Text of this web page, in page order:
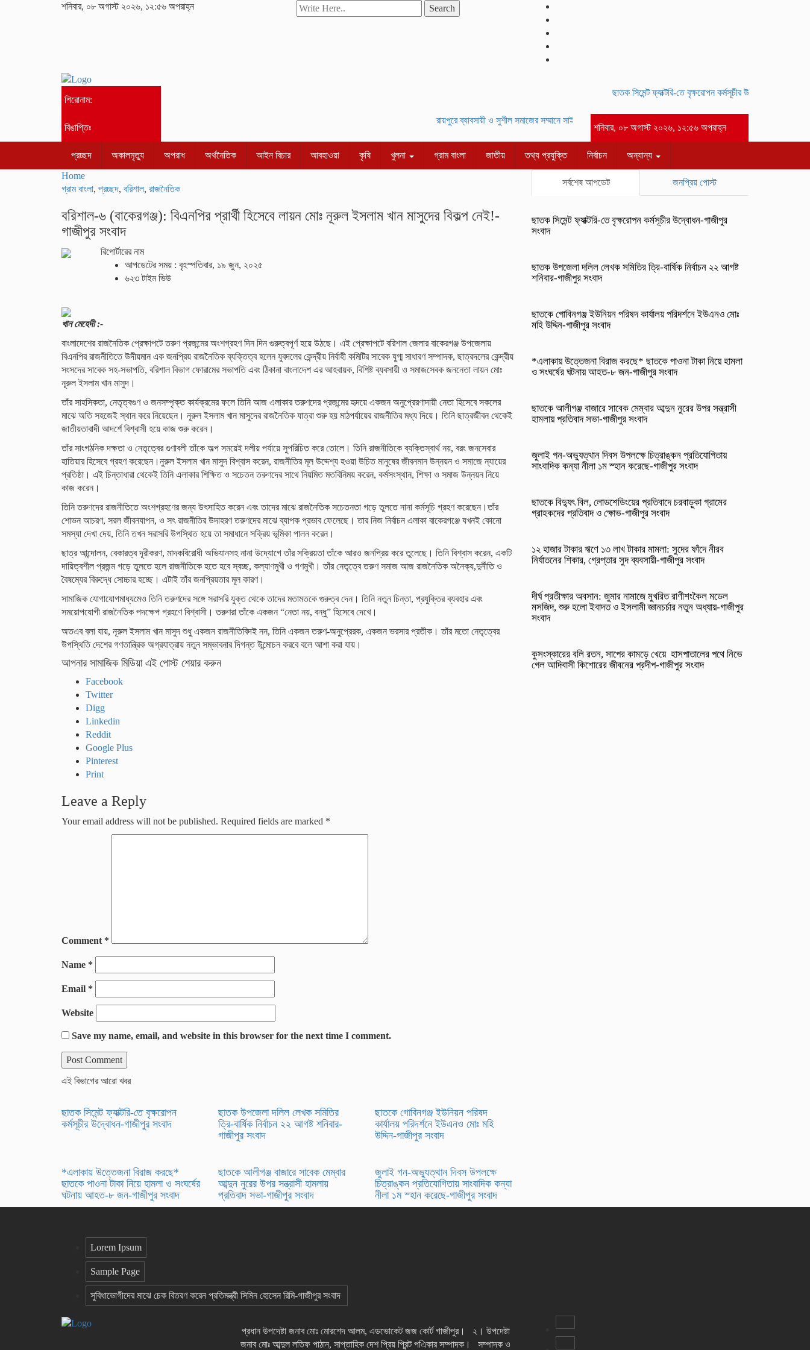
শনিবার, ০৮ অগাস্ট ২০২৬, ১২:৫৬ অপরাহ্ন Search
শিরোনাম:
ছাতক সিমেন্ট ফ্যাক্টরি-তে বৃক্ষরোপন কর্মসূচীর উদ্বোধন-গাজীপুর সংবাদ
বিঙাপ্তিঃ
রায়পুরে ব্যাবসায়ী ও সুশীল সমাজের সম্মানে সাইদ জুটনের ইফতার মাহফিল অনুষ্ঠিত।-গাজীপুর সংবাদ
শনিবার, ০৮ অগাস্ট ২০২৬, ১২:৫৬ অপরাহ্ন
প্রচ্ছদ অকালমৃত্যু অপরাধ অর্থনৈতিক আইন বিচার আবহাওয়া কৃষি খুলনা গ্রাম বাংলা জাতীয় তথ্য প্রযুক্তি নির্বাচন
অন্যান্য
Home
গ্রাম বাংলা, প্রচ্ছদ, বরিশাল, রাজনৈতিক
বরিশাল-৬ (বাকেরগঞ্জ): বিএনপির প্রার্থী হিসেবে লায়ন মোঃ নূরুল ইসলাম খান মাসুদের বিকল্প নেই!-
গাজীপুর সংবাদ
রিপোর্টারের নাম
আপডেটের সময় : বৃহস্পতিবার, ১৯ জুন, ২০২৫
৬২৩ টাইম ভিউ
খান মেহেদী :-
বাংলাদেশের রাজনৈতিক প্রেক্ষাপটে তরুণ প্রজন্মের অংশগ্রহণ দিন দিন গুরুত্বপূর্ণ হয়ে উঠছে। এই প্রেক্ষাপটে বরিশাল জেলার বাকেরগঞ্জ উপজেলায়
বিএনপির রাজনীতিতে উদীয়মান এক জনপ্রিয় রাজনৈতিক ব্যক্তিত্ব হলেন যুবদলের কেন্দ্রীয় নির্বাহী কমিটির সাবেক যুগ্ম সাধারণ সম্পাদক, ছাত্রদলের কেন্দ্রীয়
সংসদের সাবেক সহ-সভাপতি, বরিশাল বিভাগ ফোরামের সভাপতি এবং ঠিকানা বাংলাদেশ এর আহবায়ক, বিশিষ্ট ব্যবসায়ী ও সমাজসেবক জননেতা লায়ন মোঃ
নূরুল ইসলাম খান মাসুদ।
তাঁর সাহসিকতা, নেতৃত্বগুণ ও জনসম্পৃক্ত কার্যক্রমের ফলে তিনি আজ এলাকার তরুণদের প্রজন্মের হৃদয়ে একজন অনুপ্রেরণাদায়ী নেতা হিসেবে সকলের
মাঝে অতি সহজেই স্থান করে নিয়েছেন। নূরুল ইসলাম খান মাসুদের রাজনৈতিক যাত্রা শুরু হয় মাঠপর্যায়ের রাজনীতির মধ্য দিয়ে। তিনি ছাত্রজীবন থেকেই
জাতীয়তাবাদী আদর্শে বিশ্বাসী হয়ে কাজ শুরু করেন।
তাঁর সাংগঠনিক দক্ষতা ও নেতৃত্বের গুণাবলী তাঁকে অল্প সময়েই দলীয় পর্যায়ে সুপরিচিত করে তোলে। তিনি রাজনীতিকে ব্যক্তিস্বার্থ নয়, বরং জনসেবার
হাতিয়ার হিসেবে গ্রহণ করেছেন।নুরুল ইসলাম খান মাসুদ বিশ্বাস করেন, রাজনীতির মূল উদ্দেশ্য হওয়া উচিত মানুষের জীবনমান উন্নয়ন ও সমাজে ন্যায়ের
প্রতিষ্ঠা। এই চিন্তাধারা থেকেই তিনি এলাকার শিক্ষিত ও সচেতন তরুণদের সাথে নিয়মিত মতবিনিময় করেন, কর্মসংস্থান, শিক্ষা ও সমাজ উন্নয়ন নিয়ে
কাজ করেন।
তিনি তরুণদের রাজনীতিতে অংশগ্রহণের জন্য উৎসাহিত করেন এবং তাদের মাঝে রাজনৈতিক সচেতনতা গড়ে তুলতে নানা কর্মসূচি গ্রহণ করেছেন।তাঁর
শোভন আচরণ, সরল জীবনযাপন, ও সৎ রাজনীতির উদাহরণ তরুণদের মাঝে ব্যাপক প্রভাব ফেলেছে। তার নিজ নির্বাচন এলাকা বাকেরগঞ্জে যখনই কোনো
সমস্যা দেখা দেয়, তিনি তখন সরাসরি উপস্থিত হয়ে তা সমাধানে সক্রিয় ভূমিকা পালন করেন।
ছাত্র আন্দোলন, বেকারত্ব দূরীকরণ, মাদকবিরোধী অভিযানসহ নানা উদ্যোগে তাঁর সক্রিয়তা তাঁকে আরও জনপ্রিয় করে তুলেছে। তিনি বিশ্বাস করেন, একটি
দায়িত্বশীল প্রজন্ম গড়ে তুলতে হলে রাজনীতিকে হতে হবে স্বচ্ছ, কল্যাণমুখী ও গণমুখী। তাঁর নেতৃত্বে তরুণ সমাজ আজ রাজনৈতিক অনৈক্য,দুর্নীতি ও
বৈষম্যের বিরুদ্ধে সোচ্চার হচ্ছে। এটাই তাঁর জনপ্রিয়তার মূল কারণ।
সামাজিক যোগাযোগমাধ্যমেও তিনি তরুণদের সঙ্গে সরাসরি যুক্ত থেকে তাদের মতামতকে গুরুত্ব দেন। তিনি নতুন চিন্তা, প্রযুক্তির ব্যবহার এবং
সময়োপযোগী রাজনৈতিক পদক্ষেপ গ্রহণে বিশ্বাসী। তরুণরা তাঁকে একজন “নেতা নয়, বন্ধু” হিসেবে দেখে।
অতএব বলা যায়, নূরুল ইসলাম খান মাসুদ শুধু একজন রাজনীতিবিদই নন, তিনি একজন তরুণ-অনুপ্রেরক, একজন ভরসার প্রতীক। তাঁর মতো নেতৃত্বের
উপস্থিতি দেশের গণতান্ত্রিক অগ্রযাত্রায় নতুন সম্ভাবনার দিগন্ত উন্মোচন করবে বলে আশা করা যায়।
আপনার সামাজিক মিডিয়া এই পোস্ট শেয়ার করুন
Facebook
Twitter
Digg
Linkedin
Reddit
Google Plus
Pinterest
Print
Leave a Reply
Your email address will not be published. Required fields are marked *
Comment *
Name *
Email *
Website
Save my name, email, and website in this browser for the next time I comment.
এই বিভাগের আরো খবর
ছাতক সিমেন্ট ফ্যাক্টরি-তে বৃক্ষরোপন
কর্মসূচীর উদ্বোধন-গাজীপুর সংবাদ
ছাতক উপজেলা দলিল লেখক সমিতির
ত্রি-বার্ষিক নির্বাচন ২২ আগষ্ট শনিবার-
গাজীপুর সংবাদ
ছাতকে গোবিনগঞ্জ ইউনিয়ন পরিষদ
কার্যালয় পরিদর্শনে ইউএনও মোঃ মহি
উদ্দিন-গাজীপুর সংবাদ
*এলাকায় উত্তেজনা বিরাজ করছে*
ছাতকে পাওনা টাকা নিয়ে হামলা ও সংঘর্ষের
ঘটনায় আহত-৮ জন-গাজীপুর সংবাদ
ছাতকে আলীগঞ্জ বাজারে সাবেক মেম্বার
আব্দুন নুরের উপর সন্ত্রাসী হামলায়
প্রতিবাদ সভা-গাজীপুর সংবাদ
জুলাই গন-অভ্যুত্থান দিবস উপলক্ষে
চিত্রাঙ্কন প্রতিযোগিতায় সাংবাদিক কন্যা
নীলা ১ম স্হান করেছে-গাজীপুর সংবাদ
সর্বশেষ আপডেট জনপ্রিয় পোস্ট
ছাতক সিমেন্ট ফ্যাক্টরি-তে বৃক্ষরোপন কর্মসূচীর উদ্বোধন-গাজীপুর
সংবাদ
ছাতক উপজেলা দলিল লেখক সমিতির ত্রি-বার্ষিক নির্বাচন ২২ আগষ্ট
শনিবার-গাজীপুর সংবাদ
ছাতকে গোবিনগঞ্জ ইউনিয়ন পরিষদ কার্যালয় পরিদর্শনে ইউএনও মোঃ
মহি উদ্দিন-গাজীপুর সংবাদ
*এলাকায় উত্তেজনা বিরাজ করছে* ছাতকে পাওনা টাকা নিয়ে হামলা
ও সংঘর্ষের ঘটনায় আহত-৮ জন-গাজীপুর সংবাদ
ছাতকে আলীগঞ্জ বাজারে সাবেক মেম্বার আব্দুন নুরের উপর সন্ত্রাসী
হামলায় প্রতিবাদ সভা-গাজীপুর সংবাদ
জুলাই গন-অভ্যুত্থান দিবস উপলক্ষে চিত্রাঙ্কন প্রতিযোগিতায়
সাংবাদিক কন্যা নীলা ১ম স্হান করেছে-গাজীপুর সংবাদ
ছাতকে বিদ্যুৎ বিল, লোডশেডিংয়ের প্রতিবাদে চরবাড়ুকা গ্রামের
গ্রাহকদের প্রতিবাদ ও ক্ষোভ-গাজীপুর সংবাদ
১২ হাজার টাকার ঋণে ১৩ লাখ টাকার মামলা: সুদের ফাঁদে নীরব
নির্যাতনের শিকার, গ্রেপ্তার সুদ ব্যবসায়ী-গাজীপুর সংবাদ
দীর্ঘ প্রতীক্ষার অবসান: জুমার নামাজে মুখরিত রাণীশংকৈল মডেল
মসজিদ, শুরু হলো ইবাদত ও ইসলামী জ্ঞানচর্চার নতুন অধ্যায়-গাজীপুর
সংবাদ
কুসংস্কারের বলি রতন, সাপের কামড়ে খেয়ে হাসপাতালের পথে নিভে
গেল আদিবাসী কিশোরের জীবনের প্রদীপ-গাজীপুর সংবাদ
Lorem Ipsum
Sample Page
সুবিধাভোগীদের মাঝে চেক বিতরণ করেন প্রতিমন্ত্রী সিমিন হোসেন রিমি-গাজীপুর সংবাদ
প্রধান উপদেষ্টা জনাব মোঃ মোরশেদ আলম, এডভোকেট জজ কোর্ট গাজীপুর। ২। উপদেষ্টা
জনাব মোঃ আব্দুল লতিফ পাঠান, সাপ্তাহিক দেশ প্রিয় প্রিন্ট পএিকার সম্পাদক। সম্পাদক ও